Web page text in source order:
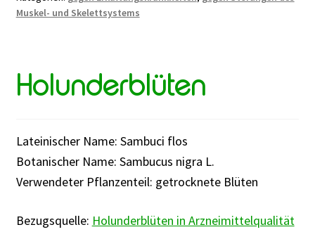
Muskel- und Skelettsystems
Holunderblüten
Lateinischer Name: Sambuci flos
Botanischer Name: Sambucus nigra L.
Verwendeter Pflanzenteil: getrocknete Blüten
Bezugsquelle: Holunderblüten in Arzneimittelqualität